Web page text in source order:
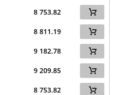
8 753.82
8 811.19
9 182.78
9 209.85
8 753.82